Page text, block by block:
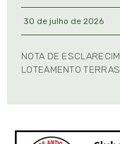
30 de julho de 2026
NOTA DE
LOTEAMENTO